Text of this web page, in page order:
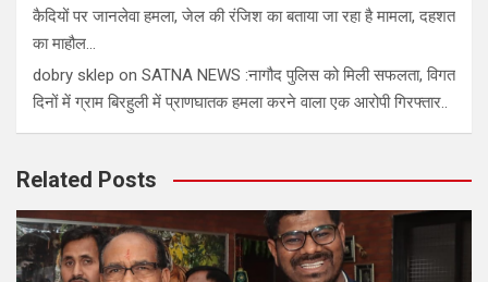
कैदियों पर जानलेवा हमला, जेल की रंजिश का बताया जा रहा है मामला, दहशत
का माहौल…
dobry sklep on SATNA NEWS :नागौद पुलिस को मिली सफलता, विगत
दिनों में ग्राम बिरहुली में प्राणघातक हमला करने वाला एक आरोपी गिरफ्तार..
Related Posts